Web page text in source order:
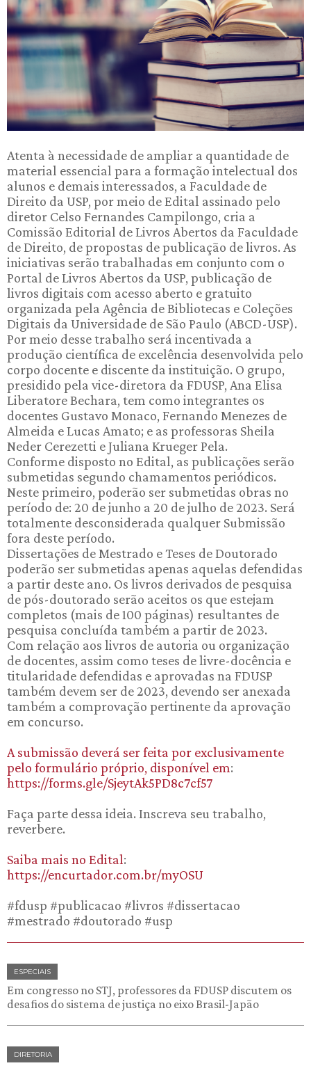
Atenta à necessidade de ampliar a quantidade de
material essencial para a formação intelectual dos
alunos e demais interessados, a Faculdade de
Direito da USP, por meio de Edital assinado pelo
diretor Celso Fernandes Campilongo, cria a
Comissão Editorial de Livros Abertos da Faculdade
de Direito, de propostas de publicação de livros. As
iniciativas serão trabalhadas em conjunto com o
Portal de Livros Abertos da USP, publicação de
livros digitais com acesso aberto e gratuito
organizada pela Agência de Bibliotecas e Coleções
Digitais da Universidade de São Paulo (ABCD-USP).
Por meio desse trabalho será incentivada a
produção científica de excelência desenvolvida pelo
corpo docente e discente da instituição. O grupo,
presidido pela vice-diretora da FDUSP, Ana Elisa
Liberatore Bechara, tem como integrantes os
docentes Gustavo Monaco, Fernando Menezes de
Almeida e Lucas Amato; e as professoras Sheila
Neder Cerezetti e Juliana Krueger Pela.
Conforme disposto no Edital, as publicações serão
submetidas segundo chamamentos periódicos.
Neste primeiro, poderão ser submetidas obras no
período de: 20 de junho a 20 de julho de 2023. Será
totalmente desconsiderada qualquer Submissão
fora deste período.
Dissertações de Mestrado e Teses de Doutorado
poderão ser submetidas apenas aquelas defendidas
a partir deste ano. Os livros derivados de pesquisa
de pós-doutorado serão aceitos os que estejam
completos (mais de 100 páginas) resultantes de
pesquisa concluída também a partir de 2023.
Com relação aos livros de autoria ou organização
de docentes, assim como teses de livre-docência e
titularidade defendidas e aprovadas na FDUSP
também devem ser de 2023, devendo ser anexada
também a comprovação pertinente da aprovação
em concurso.
A submissão deverá ser feita por exclusivamente
pelo formulário próprio, disponível em:
https://forms.gle/SjeytAk5PD8c7cf57
Faça parte dessa ideia. Inscreva seu trabalho,
reverbere.
Saiba mais no Edital:
https://encurtador.com.br/myOSU
#fdusp #publicacao #livros #dissertacao
#mestrado #doutorado #usp
ESPECIAIS
Em congresso no STJ, professores da FDUSP discutem os
desafios do sistema de justiça no eixo Brasil-Japão
DIRETORIA